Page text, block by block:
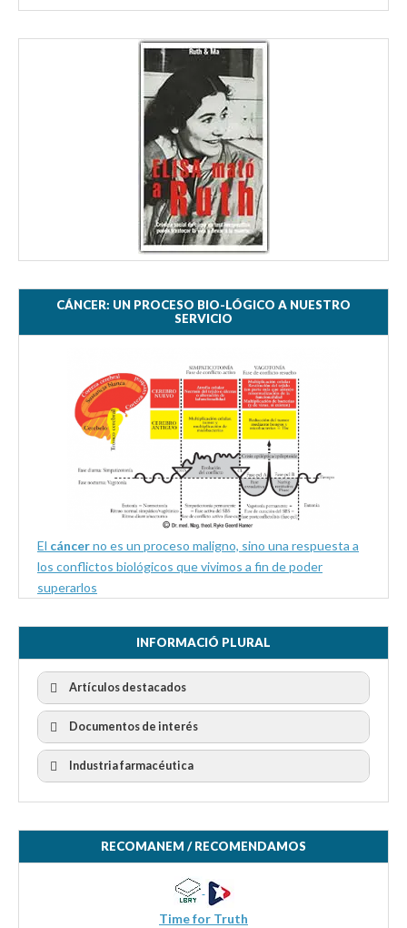
CÁNCER: UN PROCESO BIO-LÓGICO A NUESTRO
SERVICIO
El cáncerno es un proceso maligno, sino una respuesta a
los conflictos biológicos que vivimos a fin de poder
superarlos
INFORMACIÓ PLURAL
Artículos destacados
Documentos de interés
Industria farmacéutica
RECOMANEM / RECOMENDAMOS
Time for Truth